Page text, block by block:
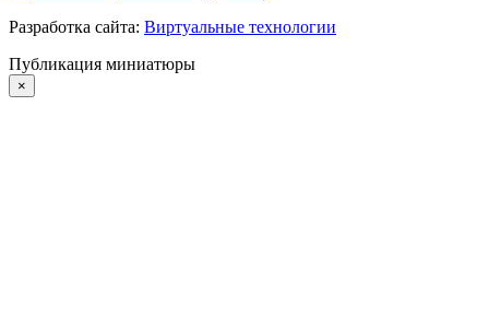
Разработка сайта: Виртуальные технологии
Публикация миниатюры
×